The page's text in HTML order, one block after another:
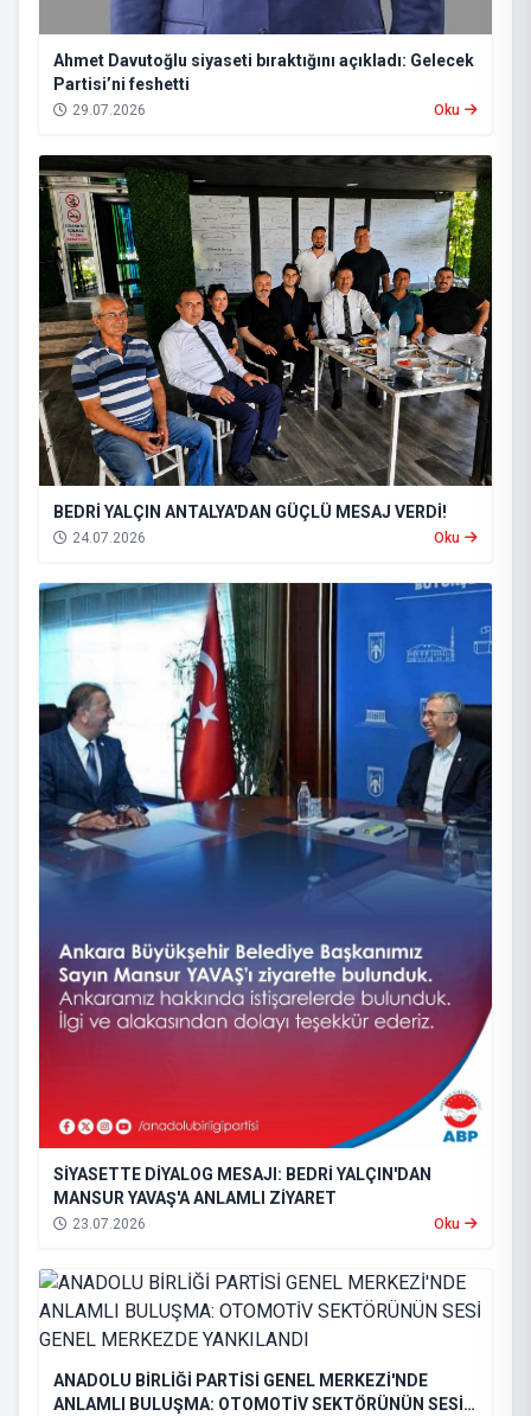
Ahmet Davutoğlu siyaseti bıraktığını açıkladı: Gelecek
Partisi’ni feshetti
29.07.2026 Oku
BEDRİ YALÇIN ANTALYA'DAN GÜÇLÜ MESAJ VERDİ!
24.07.2026 Oku
SİYASETTE DİYALOG MESAJI: BEDRİ YALÇIN'DAN
MANSUR YAVAŞ'A ANLAMLI ZİYARET
23.07.2026 Oku
ANADOLU BİRLİĞİ PARTİSİ GENEL MERKEZİ'NDE
ANLAMLI BULUŞMA: OTOMOTİV SEKTÖRÜNÜN SESİ